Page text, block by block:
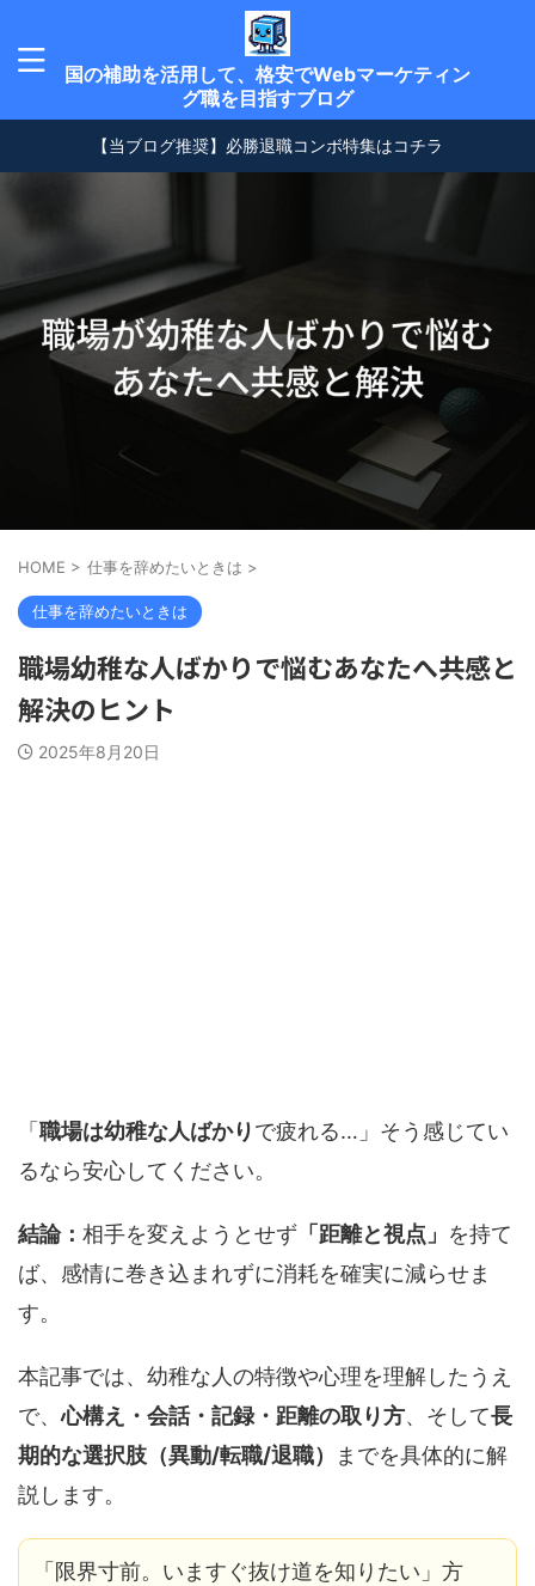
国の補助を活用して、格安でWebマーケティン
グ職を目指すブログ
【当ブログ推奨】必勝退職コンボ特集はコチラ
HOME > 仕事を辞めたいときは >
仕事を辞めたいときは
職場幼稚な人ばかりで悩むあなたへ共感と
解決のヒント
2025年8月20日
「職場は幼稚な人ばかりで疲れる…」そう感じてい
るなら安心してください。
結論： 相手を変えようとせず 「距離と視点」 を持て
ば、感情に巻き込まれずに消耗を確実に減らせま
す。
本記事では、幼稚な人の特徴や心理を理解したうえ
で、心構え・会話・記録・距離の取り方、そして長
期的な選択肢（異動/転職/退職）
までを具体的に解
説します。
「限界寸前。いますぐ抜け道を知りたい」方